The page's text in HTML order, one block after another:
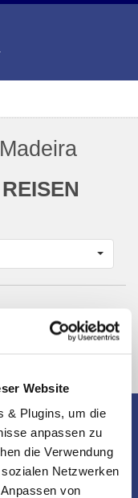
Website
& Plugins, um die
anpassen zu
die Verwendung
Netzwerken
von